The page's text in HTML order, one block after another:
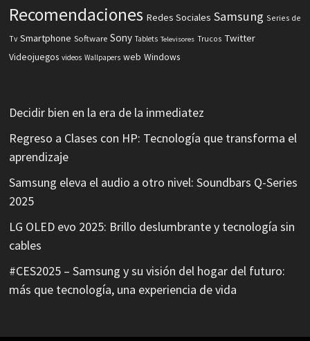
Recomendaciones Redes Sociales Samsung Series de
Tv Smartphone Software Sony Tablets Televisores Trucos Twitter
Videojuegos videos Wallpapers web Windows
Decidir bien en la era de la inmediatez
Regreso a Clases con HP: Tecnología que transforma el
aprendizaje
Samsung eleva el audio a otro nivel: Soundbars Q-Series
2025
LG OLED evo 2025: Brillo deslumbrante y tecnología sin
cables
#CES2025 – Samsung y su visión del hogar del futuro:
más que tecnología, una experiencia de vida